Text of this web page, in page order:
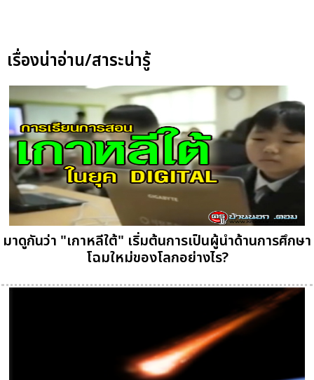
เรื่องน่าอ่าน/สาระน่ารู้
มาดูกันว่า "เกาหลีใต้" เริ่มต้นการเป็นผู้นำด้านการศึกษา
โฉมใหม่ของโลกอย่างไร?